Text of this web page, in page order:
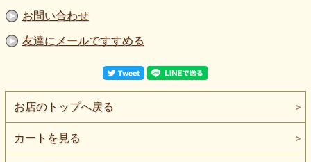
お問い合わせ
友達にメールですすめる
お店のトップへ戻る
カートを見る